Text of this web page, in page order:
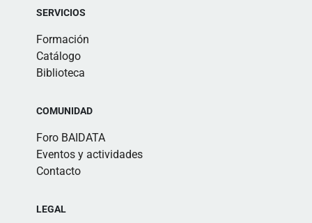
SERVICIOS
Formación
Catálogo
Biblioteca
COMUNIDAD
Foro BAIDATA
Eventos y actividades
Contacto
LEGAL